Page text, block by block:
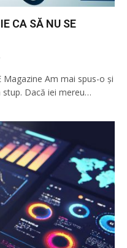
CA SĂ NU SE
Am mai spus-o și
Dacă iei mereu…